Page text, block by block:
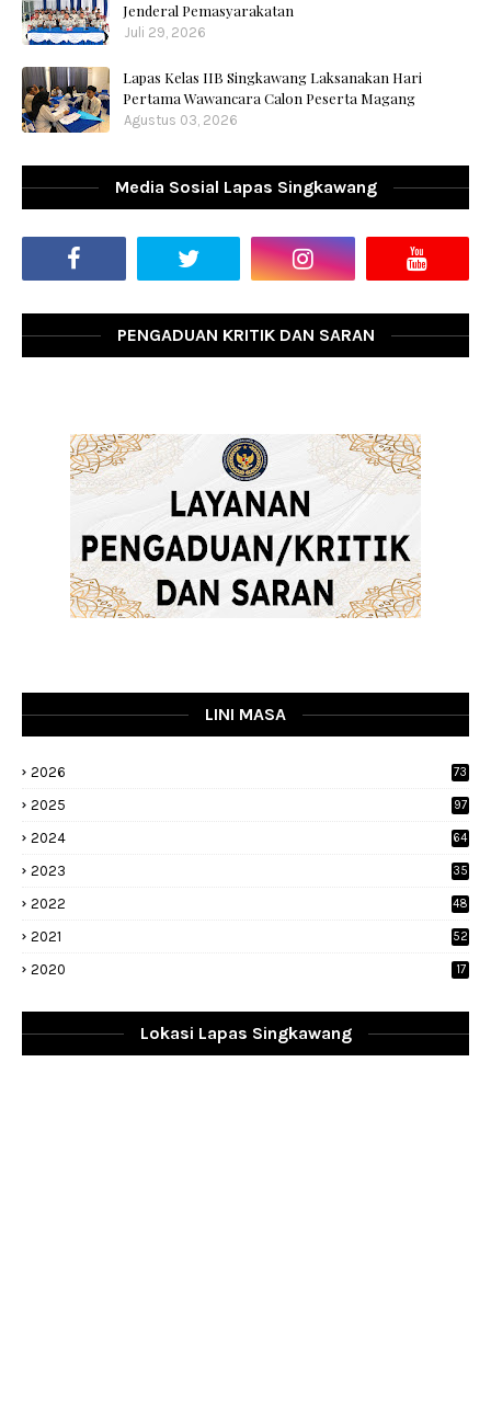
Jenderal Pemasyarakatan
Juli 29, 2026
Lapas Kelas IIB Singkawang Laksanakan Hari
Pertama Wawancara Calon Peserta Magang
Agustus 03, 2026
Media Sosial Lapas Singkawang
PENGADUAN KRITIK DAN SARAN
LINI MASA
2026 73
2025 97
2024 64
2023
35
2022
48
2021 52
2020 17
Lokasi Lapas Singkawang